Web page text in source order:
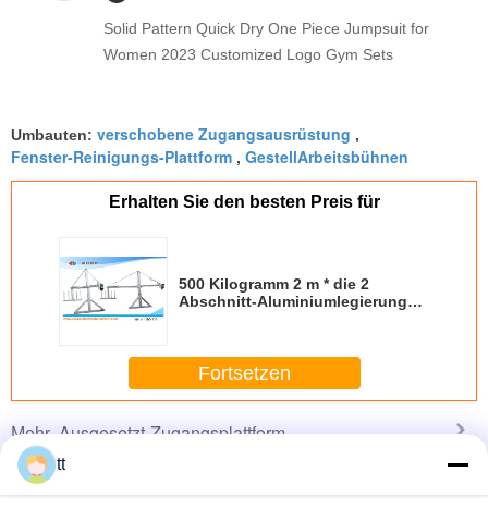
Solid Pattern Quick Dry One Piece Jumpsuit for
Women 2023 Customized Logo Gym Sets
Umbauten: verschobene Zugangsausrüstung ,
Fenster-Reinigungs-Plattform , GestellArbeitsbühnen
Erhalten Sie den besten Preis für
500 Kilogramm 2 m * die 2
Abschnitt-Aluminiumlegierung
Fortsetzen
MehrAusgesetzt-Zugangsplattform
tt